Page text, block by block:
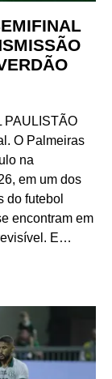
PAULISTÃO
O Palmeiras
na
em um dos
do futebol
encontram em
E…